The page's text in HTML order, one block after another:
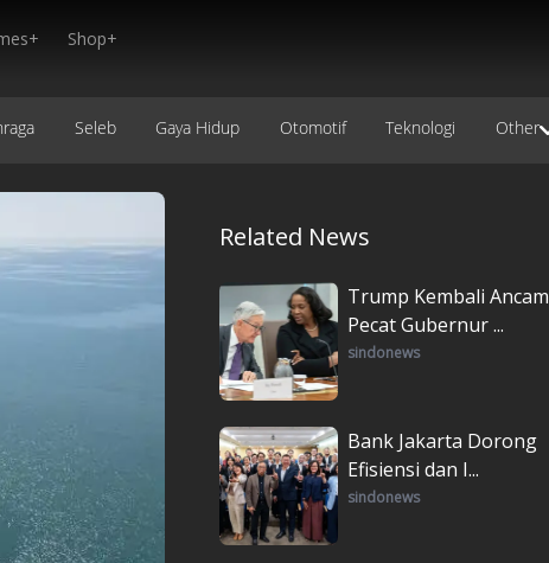
Shop+
Seleb Gaya Hidup Otomotif Teknologi Other
Related News
Trump Kembali Ancam
Pecat Gubernur ...
sindonews
Bank Jakarta Dorong
Efisiensi dan I...
sindonews